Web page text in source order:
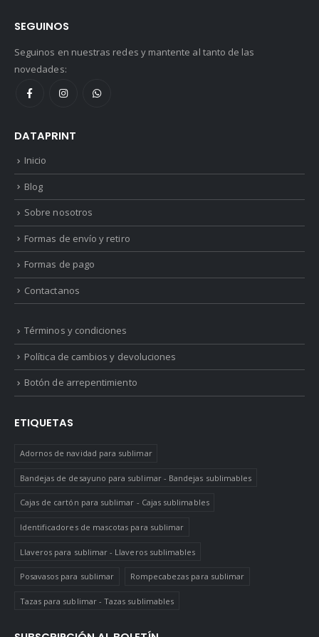
SEGUINOS
Seguinos en nuestras redes y mantente al tanto de las
novedades:
DATAPRINT
Inicio
Blog
Sobre nosotros
Formas de envío y retiro
Formas de pago
Contactanos
Términos y condiciones
Política de cambios y devoluciones
Botón de arrepentimiento
ETIQUETAS
Adornos de navidad para sublimar
Bandejas de desayuno para sublimar - Bandejas sublimables
Cajas de cartón para sublimar - Cajas sublimables
Identificadores de mascotas para sublimar
Llaveros para sublimar - Llaveros sublimables
Posavasos para sublimar Rompecabezas para sublimar
Tazas para sublimar - Tazas sublimables